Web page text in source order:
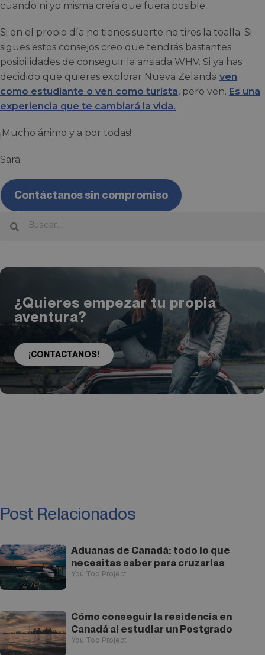
cuando ni yo misma creía que fuera posible.
Si en el propio día no tienes suerte no tires la toalla. Si
sigues estos consejos creo que tendrás bastantes
posibilidades de conseguir la ansiada WHV. Si ya has
decidido que quieres explorar Nueva Zelanda ven
como estudiante o ven como turista, pero ven. Es una
experiencia que te cambiará la vida.
¡Mucho ánimo y a por todas!
Sara.
Contáctanos sin compromiso
¿Quieres empezar tu propia
aventura?
¡CONTACTANOS!
Post Relacionados
Aduanas de Canadá: todo lo que
necesitas saber para cruzarlas
You Too Project
Cómo conseguir la residencia en
Canadá al estudiar un Postgrado
You Too Project